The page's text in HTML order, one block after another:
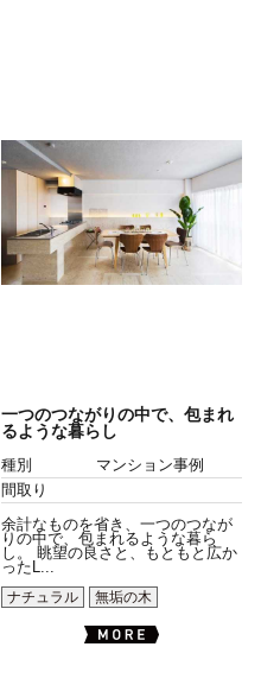
一つのつながりの中で、包まれ
るような暮らし
種別
マンション事例
間取り
余計なものを省き、一つのつなが
りの中で、包まれるような暮ら
し。 眺望の良さと、もともと広か
ったL...
ナチュラル
無垢の木